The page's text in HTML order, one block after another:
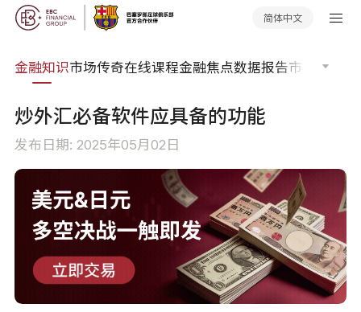
简体中文
金融知识市场传奇在线课程金融焦点数据报告市场分析
炒外汇必备软件应具备的功能
发布日期: 2025年05月02日